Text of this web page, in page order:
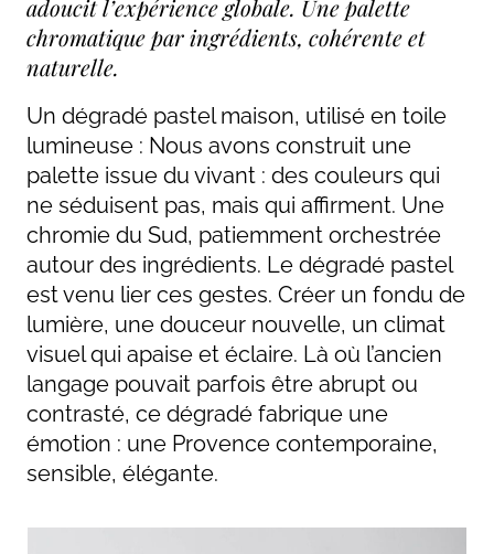
adoucit l’expérience globale. Une palette
chromatique par ingrédients, cohérente et
naturelle.
Un dégradé pastel maison, utilisé en toile
lumineuse : Nous avons construit une
palette issue du vivant : des couleurs qui
ne séduisent pas, mais qui affirment. Une
chromie du Sud, patiemment orchestrée
autour des ingrédients. Le dégradé pastel
est venu lier ces gestes. Créer un fondu de
lumière, une douceur nouvelle, un climat
visuel qui apaise et éclaire. Là où l’ancien
langage pouvait parfois être abrupt ou
contrasté, ce dégradé fabrique une
émotion : une Provence contemporaine,
sensible, élégante.